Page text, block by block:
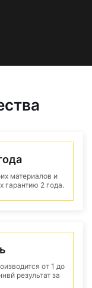
материалов и
гарантию 2 года.
от 1 до
результат за